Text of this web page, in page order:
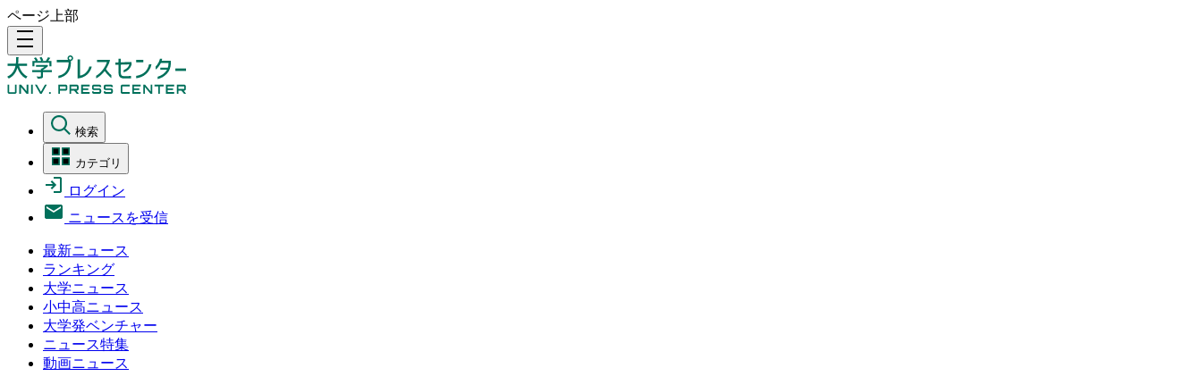
ページ上部
density_medium
検索
カテゴリ
ログイン
ニュースを受信
最新ニュース
ランキング
大学ニュース
小中高ニュース
大学発ベンチャー
ニュース特集
動画ニュース